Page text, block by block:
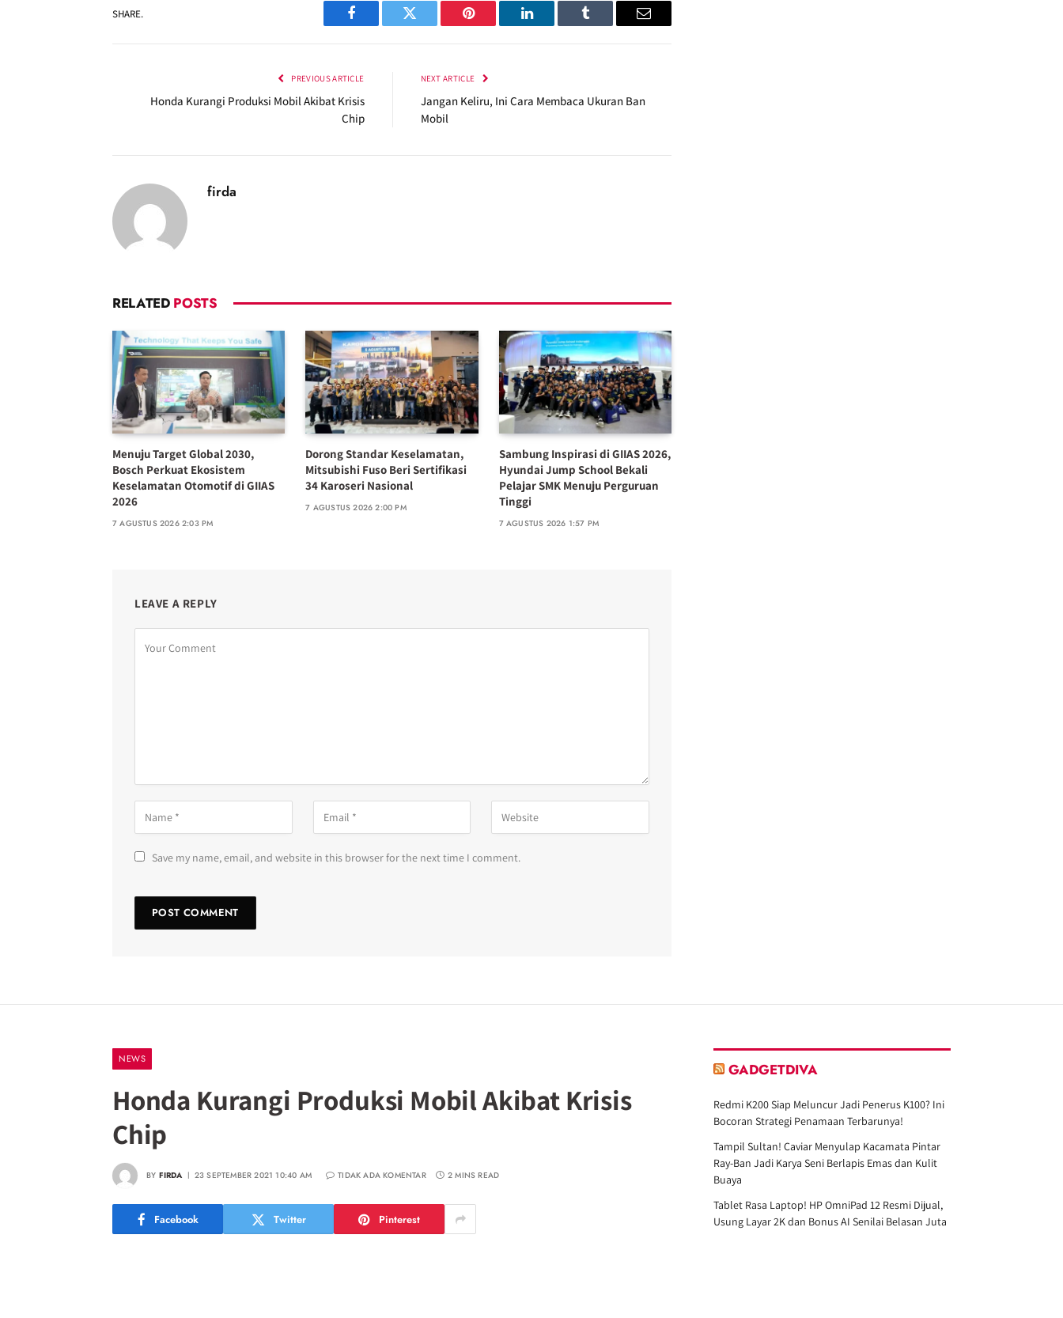
SHARE.
Facebook Twitter Pinterest LinkedIn Tumblr Email
PREVIOUS ARTICLE
Honda Kurangi Produksi Mobil Akibat Krisis
Chip
NEXT ARTICLE
Jangan Keliru, Ini Cara Membaca Ukuran Ban
Mobil
firda
RELATED POSTS
Menuju Target Global 2030,
Bosch Perkuat Ekosistem
Keselamatan Otomotif di GIIAS
2026
7 AGUSTUS 2026 2:03 PM
Dorong Standar Keselamatan,
Mitsubishi Fuso Beri Sertifikasi
34 Karoseri Nasional
7 AGUSTUS 2026 2:00 PM
Sambung Inspirasi di GIIAS 2026,
Hyundai Jump School Bekali
Pelajar SMK Menuju Perguruan
Tinggi
7 AGUSTUS 2026 1:57 PM
LEAVE A REPLY
Save my name, email, and website in this browser for the next time I comment.
NEWS
Honda Kurangi Produksi Mobil Akibat Krisis
Chip
BY FIRDA 23 SEPTEMBER 2021 10:40 AM TIDAK ADA KOMENTAR 2 MINS READ
Facebook Twitter Pinterest
GADGETDIVA
Redmi K200 Siap Meluncur Jadi Penerus K100? Ini
Bocoran Strategi Penamaan Terbarunya!
Tampil Sultan! Caviar Menyulap Kacamata Pintar
Ray-Ban Jadi Karya Seni Berlapis Emas dan Kulit
Buaya
Tablet Rasa Laptop! HP OmniPad 12 Resmi Dijual,
Usung Layar 2K dan Bonus AI Senilai Belasan Juta